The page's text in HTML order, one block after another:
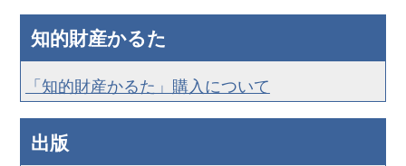
知的財産かるた
「知的財産かるた」購入について
出版